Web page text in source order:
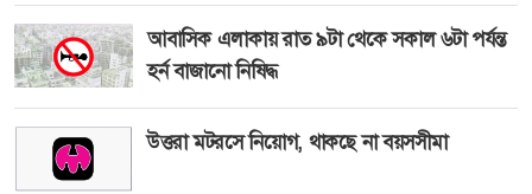
আবাসিক এলাকায় রাত ৯টা থেকে সকাল ৬টা পর্যন্ত
হর্ন বাজানো নিষিদ্ধ
উত্তরা মটরসে নিয়োগ, থাকছে না বয়সসীমা